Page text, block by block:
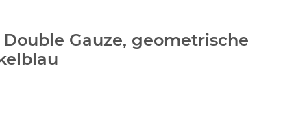
Gauze, geometrische